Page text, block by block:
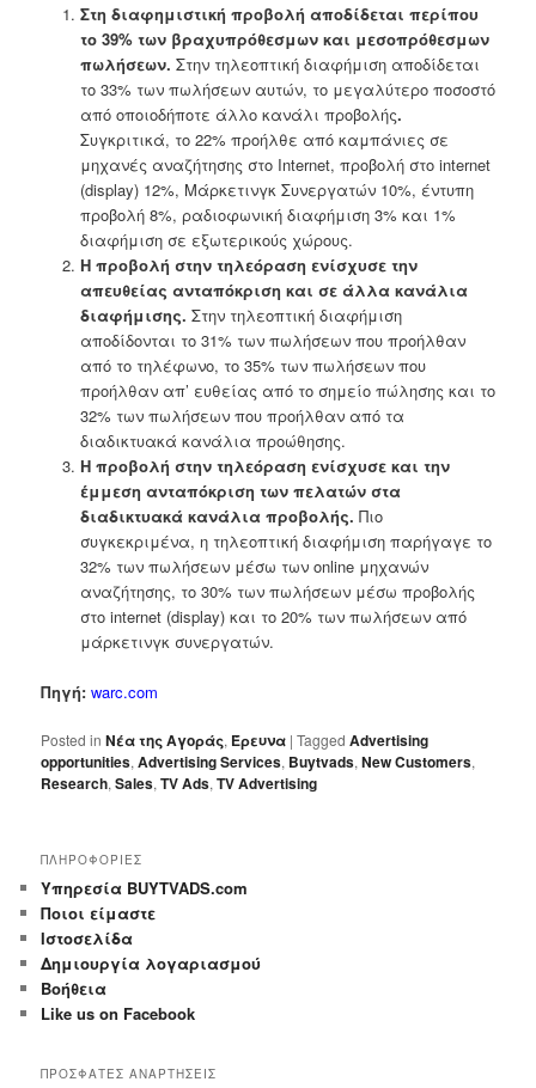
Στη διαφημιστική προβολή αποδίδεται περίπου
το 39% των βραχυπρόθεσμων και μεσοπρόθεσμων
πωλήσεων. Στην τηλεοπτική διαφήμιση αποδίδεται
το 33% των πωλήσεων αυτών, το μεγαλύτερο ποσοστό
από οποιοδήποτε άλλο κανάλι προβολής.
Συγκριτικά, το 22% προήλθε από καμπάνιες σε
μηχανές αναζήτησης στο Internet, προβολή στο internet
(display) 12%, Μάρκετινγκ Συνεργατών 10%, έντυπη
προβολή 8%, ραδιοφωνική διαφήμιση 3% και 1%
διαφήμιση σε εξωτερικούς χώρους.
Η προβολή στην τηλεόραση ενίσχυσε την
απευθείας ανταπόκριση και σε άλλα κανάλια
διαφήμισης. Στην τηλεοπτική διαφήμιση
αποδίδονται το 31% των πωλήσεων που προήλθαν
από το τηλέφωνο, το 35% των πωλήσεων που
προήλθαν απ’ ευθείας από το σημείο πώλησης και το
32% των πωλήσεων που προήλθαν από τα
διαδικτυακά κανάλια προώθησης.
Η προβολή στην τηλεόραση ενίσχυσε και την
έμμεση ανταπόκριση των πελατών στα
διαδικτυακά κανάλια προβολής. Πιο
συγκεκριμένα, η τηλεοπτική διαφήμιση παρήγαγε το
32% των πωλήσεων μέσω των online μηχανών
αναζήτησης, το 30% των πωλήσεων μέσω προβολής
στο internet (display) και το 20% των πωλήσεων από
μάρκετινγκ συνεργατών.
Πηγή: warc.com
Posted in Nέα της Αγοράς, Έρευνα |Tagged Advertising
opportunities,Advertising Services, Buytvads,New Customers,
Research,Sales,TV Ads,TV Advertising
ΠΛΗΡΟΦΟΡΙΕΣ
Yπηρεσία BUYTVADS.com
Ποιοι είμαστε
Ιστοσελίδα
Δημιουργία λογαριασμού
Βοήθεια
Like us on Facebook
ΠΡΟΣΦΑΤΕΣ ΑΝΑΡΤΗΣΕΙΣ